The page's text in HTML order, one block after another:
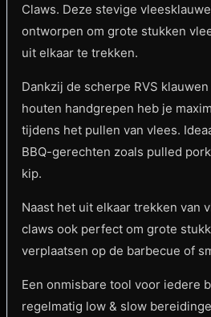
Claws. Deze stevige
ontworpen om grote stukken
uit elkaar te trekken.
Dankzij de scherpe RVS
houten handgrepen heb je
tijdens het pullen van vlees.
BBQ-gerechten zoals pulled
kip.
Naast het uit elkaar trekken van
claws ook perfect om grote
verplaatsen op de barbecue of
Een onmisbare tool voor iedere
regelmatig low & slow